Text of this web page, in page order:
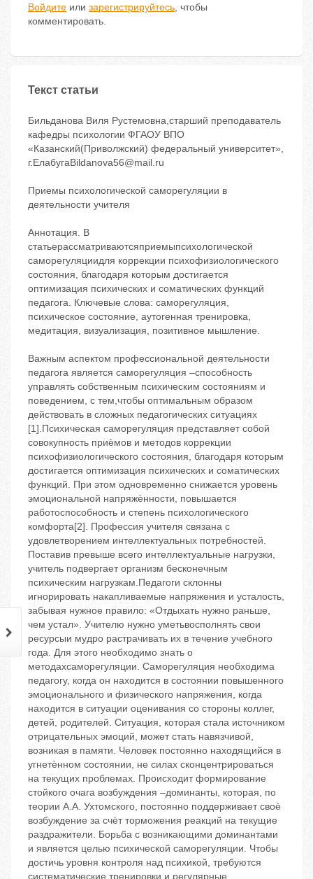
Войдите или зарегистрируйтесь, чтобы
комментировать.
Текст статьи
Бильданова Виля Рустемовна,старший преподаватель
кафедры психологии ФГАОУ ВПО
«Казанский(Приволжский) федеральный университет»,
г.ЕлабугаBildanova56@mail.ru
Приемы психологической саморегуляции в
деятельности учителя
Аннотация. В
статьерассматриваютсяприемыпсихологической
саморегуляциидля коррекции психофизиологического
состояния, благодаря которым достигается
оптимизация психических и соматических функций
педагога. Ключевые слова: саморегуляция,
психическое состояние, аутогенная тренировка,
медитация, визуализация, позитивное мышление.
Важным аспектом профессиональной деятельности
педагога является саморегуляция –способность
управлять собственным психическим состояниям и
поведением, с тем,чтобы оптимальным образом
действовать в сложных педагогических ситуациях
[1].Психическая саморегуляция представляет собой
совокупность приѐмов и методов коррекции
психофизиологического состояния, благодаря которым
достигается оптимизация психических и соматических
функций. При этом одновременно снижается уровень
эмоциональной напряжѐнности, повышается
работоспособность и степень психологического
комфорта[2]. Профессия учителя связана с
удовлетворением интеллектуальных потребностей.
Поставив превыше всего интеллектуальные нагрузки,
учитель подвергает организм бесконечным
психическим нагрузкам.Педагоги склонны
игнорировать накапливаемые напряжения и усталость,
забывая нужное правило: «Отдыхать нужно раньше,
чем устал». Учителю нужно уметьвосполнять свои
ресурсыи мудро растрачивать их в течение учебного
года. Для этого необходимо знать о
методахсаморегуляции. Саморегуляция необходима
педагогу, когда он находится в состоянии повышенного
эмоционального и физического напряжения, когда
находится в ситуации оценивания со стороны коллег,
детей, родителей. Ситуация, которая стала источником
отрицательных эмоций, может стать навязчивой,
возникая в памяти. Человек постоянно находящийся в
угнетѐнном состоянии, не силах сконцентрироваться
на текущих проблемах. Происходит формирование
стойкого очага возбуждения –доминанты, которая, по
теории А.А. Ухтомского, постоянно поддерживает своѐ
возбуждение за счѐт торможения реакций на текущие
раздражители. Борьба с возникающими доминантами
и является целью психической саморегуляции. Чтобы
достичь уровня контроля над психикой, требуются
систематические тренировки и регулярные